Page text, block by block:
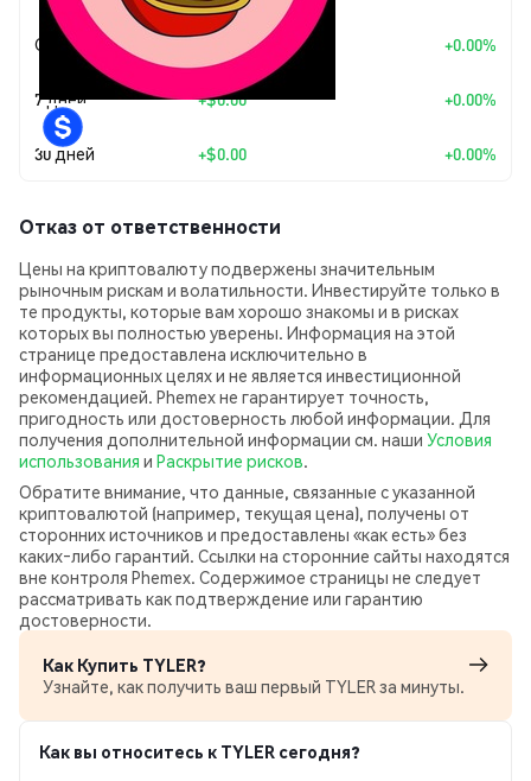
Сегодня + +0.00%
7 дней +$0.00 +0.00%
30 дней +$0.00 +0.00%
Отказ от ответственности
Цены на криптовалюту подвержены значительным
рыночным рискам и волатильности. Инвестируйте только в
те продукты, которые вам хорошо знакомы и в рисках
которых вы полностью уверены. Информация на этой
странице предоставлена исключительно в
информационных целях и не является инвестиционной
рекомендацией. Phemex не гарантирует точность,
пригодность или достоверность любой информации. Для
получения дополнительной информации см. наши Условия
использования и Раскрытие рисков.
Обратите внимание, что данные, связанные с указанной
криптовалютой (например, текущая цена), получены от
сторонних источников и предоставлены «как есть» без
каких‑либо гарантий. Ссылки на сторонние сайты находятся
вне контроля Phemex. Содержимое страницы не следует
рассматривать как подтверждение или гарантию
достоверности.
Как Купить TYLER?
Узнайте, как получить ваш первый TYLER за минуты.
Как вы относитесь к TYLER сегодня?